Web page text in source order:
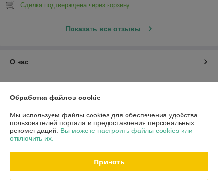
Сделка подтверждена через корзину
Показать все отзывы
О нас
График работы
Полная версия сайта
Обработка файлов cookie
Мы используем файлы cookies для обеспечения удобства
пользователей портала и предоставления персональных
рекомендаций. Вы можете настроить файлы cookies или
отключить их.
Принять